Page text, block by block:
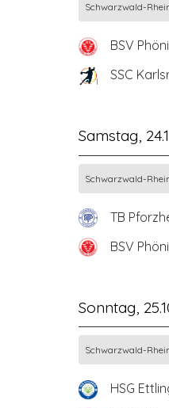
Schwarzwald-
BSV
SSC
Samstag,
Schwarzwald-
TB
BSV
Sonntag,
Schwarzwald-
HSG